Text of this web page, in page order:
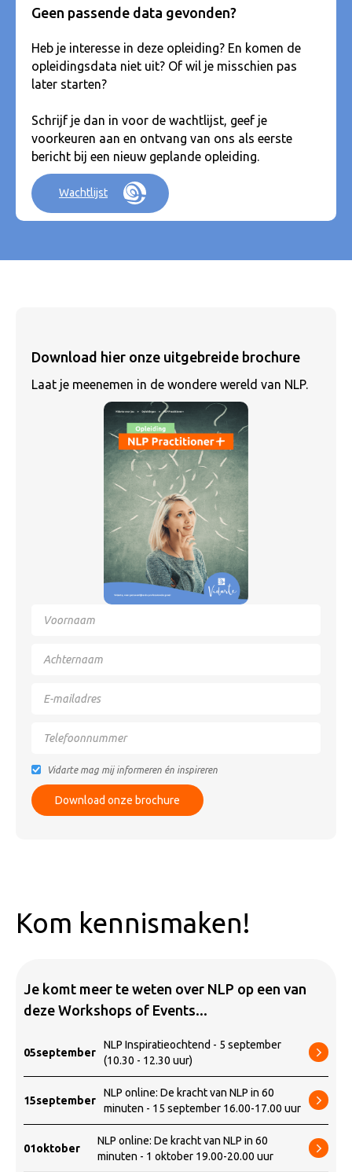
Geen passende data gevonden?
Heb je interesse in deze opleiding? En komen de
opleidingsdata niet uit? Of wil je misschien pas
later starten?
Schrijf je dan in voor de wachtlijst, geef je
voorkeuren aan en ontvang van ons als eerste
bericht bij een nieuw geplande opleiding.
Wachtlijst
Download hier onze uitgebreide brochure
Laat je meenemen in de wondere wereld van NLP.
Vidarte mag mij informeren én inspireren
Kom kennismaken!
Je komt meer te weten over NLP op een van
deze Workshops of Events...
05september
NLP Inspiratieochtend - 5 september
(10.30 - 12.30 uur)
15september
NLP online: De kracht van NLP in 60
minuten - 15 september 16.00-17.00 uur
01oktober
NLP online: De kracht van NLP in 60
minuten - 1 oktober 19.00-20.00 uur